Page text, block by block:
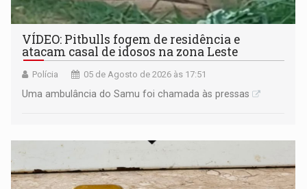
VÍDEO: Pitbulls fogem de residência e
atacam casal de idosos na zona Leste
Polícia 05 de Agosto de 2026 às 17:51
Uma ambulância do Samu foi chamada às pressas